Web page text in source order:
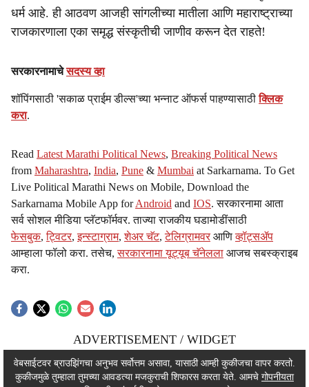
धर्म आहे. ही आठवण आजही सांगलीच्या मातीला आणि महाराष्ट्राच्या
राजकारणाला एका समृद्ध संस्कृतीची जाणीव करून देत राहते!
सरकारनामाचेसदस्य व्हा
शॉपिंगसाठी 'सकाळ प्राईम डील्स'च्या भन्नाट ऑफर्स पाहण्यासाठीक्लिक
करा.
Read Latest Marathi Political News, Breaking Political News
from Maharashtra, India, Pune & Mumbai at Sarkarnama. To Get
Live Political Marathi News on Mobile, Download the
Sarkarnama Mobile App forAndroid and IOS. सरकारनामा आता
सर्व सोशल मीडिया प्लॅटफॉर्मवर. ताज्या राजकीय घडामोडींसाठी
फेसबुक,ट्विटर,इन्स्टाग्राम,शेअर चॅट,टेलिग्रामवर आणिव्हॉट्सॲप
आम्हाला फॉलो करा. तसेच,सरकारनामा यूट्यूब चॅनेलला आजच सबस्क्राइब
करा.
ADVERTISEMENT / WIDGET
ADVERTISEMENT / WIDGET
वेबसाईटवर ब्राउझिंगचा अनुभव सर्वोत्तम असावा, यासाठी आम्ही कुकीजचा वापर करतो.
कुकीजमुळे तुम्हाला तुमच्या आवडत्या मजकुराची शिफारस करता येते. आमचे गोपनीयता